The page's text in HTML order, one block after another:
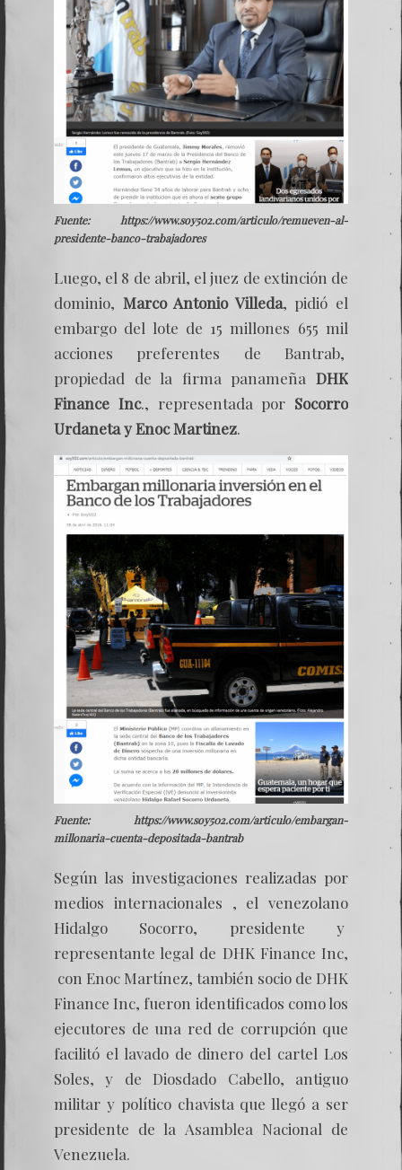
Fuente: https://www.soy502.com/articulo/remueven-al-
presidente-banco-trabajadores
Luego, el 8 de abril, el juez de extinción de
dominio, Marco Antonio Villeda, pidió el
embargo del lote de 15 millones 655 mil
acciones preferentes de Bantrab,
propiedad de la firma panameña DHK
Finance Inc., representada por Socorro
Urdaneta y EnocMartinez.
Fuente: https://www.soy502.com/articulo/embargan-
millonaria-cuenta-depositada-bantrab
Según las investigaciones realizadas por
medios internacionales , el venezolano
Hidalgo Socorro, presidente y
representante legal de DHK Finance Inc,
con Enoc Martínez, también socio de DHK
Finance Inc, fueron identificados como los
ejecutores de una red de corrupción que
facilitó el lavado de dinero del cartel Los
Soles, y de Diosdado Cabello, antiguo
militar y político chavista que llegó a ser
presidente de la Asamblea Nacional de
Venezuela.